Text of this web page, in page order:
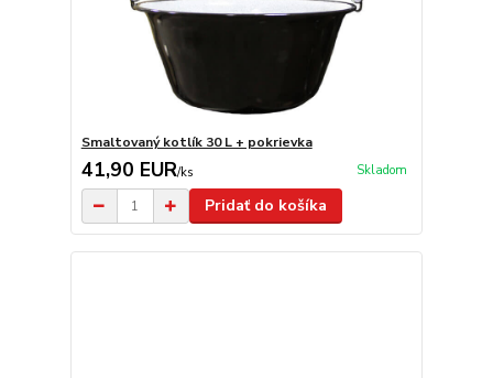
Smaltovaný kotlík 30 L + pokrievka
41,90 EUR/ks Skladom
Pridať do košíka